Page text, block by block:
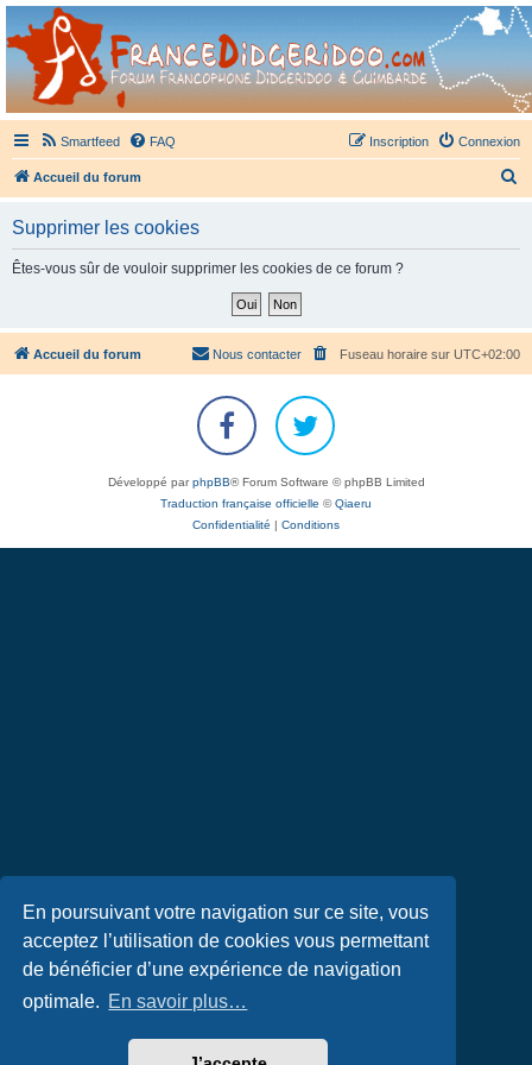
En poursuivant votre navigation sur ce site, vous
acceptez l’utilisation de cookies vous permettant
de bénéficier d’une expérience de navigation
optimale. En savoir plus…
France Didgeridoo
Didgeridoo et Guimbarde sur France Didgeridoo - retrouvez la communauté.
Smartfeed FAQ Connexion
Inscription
Accueil du forum
c
h
Supprimer les cookies
Êtes-vous sûr de vouloir supprimer les cookies de ce forum ?
Accueil du forum Fuseau horaire sur UTC+02:00
Nous contacter
Développé parphpBB® Forum Software © phpBB Limited
Traduction française officielle ©Qiaeru
Confidentialité
Conditions